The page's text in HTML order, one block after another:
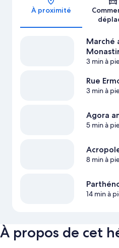
À proximité
Marché
3 min à
Rue
3 min à
Agora
5 min à
8 min à
14 min à
À propos de cet